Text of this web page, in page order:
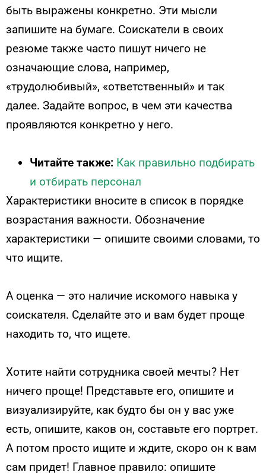
быть выражены конкретно. Эти мысли
запишите на бумаге. Соискатели в своих
резюме также часто пишут ничего не
означающие слова, например,
«трудолюбивый», «ответственный» и так
далее. Задайте вопрос, в чем эти качества
проявляются конкретно у него.
Читайте также: Как правильно подбирать
и отбирать персонал
Характеристики вносите в список в порядке
возрастания важности. Обозначение
характеристики — опишите своими словами, то
что ищите.
А оценка — это наличие искомого навыка у
соискателя. Сделайте это и вам будет проще
находить то, что ищете.
Хотите найти сотрудника своей мечты? Нет
ничего проще! Представьте его, опишите и
визуализируйте, как будто бы он у вас уже
есть, опишите, каков он, составьте его портрет.
А потом просто ищите и ждите, скоро он к вам
сам придет! Главное правило: опишите